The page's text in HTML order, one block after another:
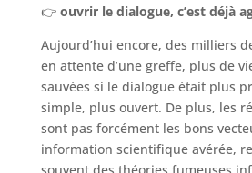
👉 ouvrir le dialogue, c’est déjà
Aujourd’hui encore, des milliers
en attente d’une greffe, plus de
sauvées si le dialogue était plus
simple, plus ouvert. De plus, les
sont pas forcément les bons
information scientifique avérée,